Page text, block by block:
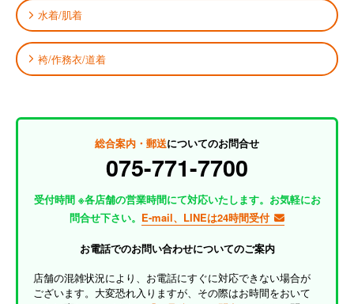
水着/肌着
袴/作務衣/道着
総合案内・郵送についてのお問合せ
075-771-7700
受付時間 ※各店舗の営業時間にて対応いたします。お気軽にお
問合せ下さい。 E-mail、LINEは24時間受付
お電話でのお問い合わせについてのご案内
店舗の混雑状況により、お電話にすぐに対応できない場合が
ございます。大変恐れ入りますが、その際はお時間をおいて